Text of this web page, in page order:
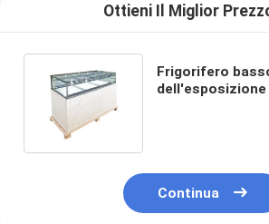
Ottieni Il Miglior
Frigorifero
Continua